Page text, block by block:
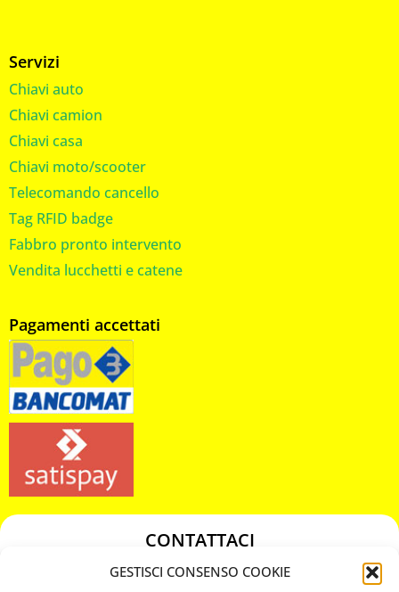
GESTISCI CONSENSO COOKIE
Servizi
Chiavi auto
Chiavi camion
Chiavi casa
Chiavi moto/scooter
Telecomando cancello
Tag RFID badge
Fabbro pronto intervento
Vendita lucchetti e catene
Pagamenti accettati
CONTATTACI
349 3863811